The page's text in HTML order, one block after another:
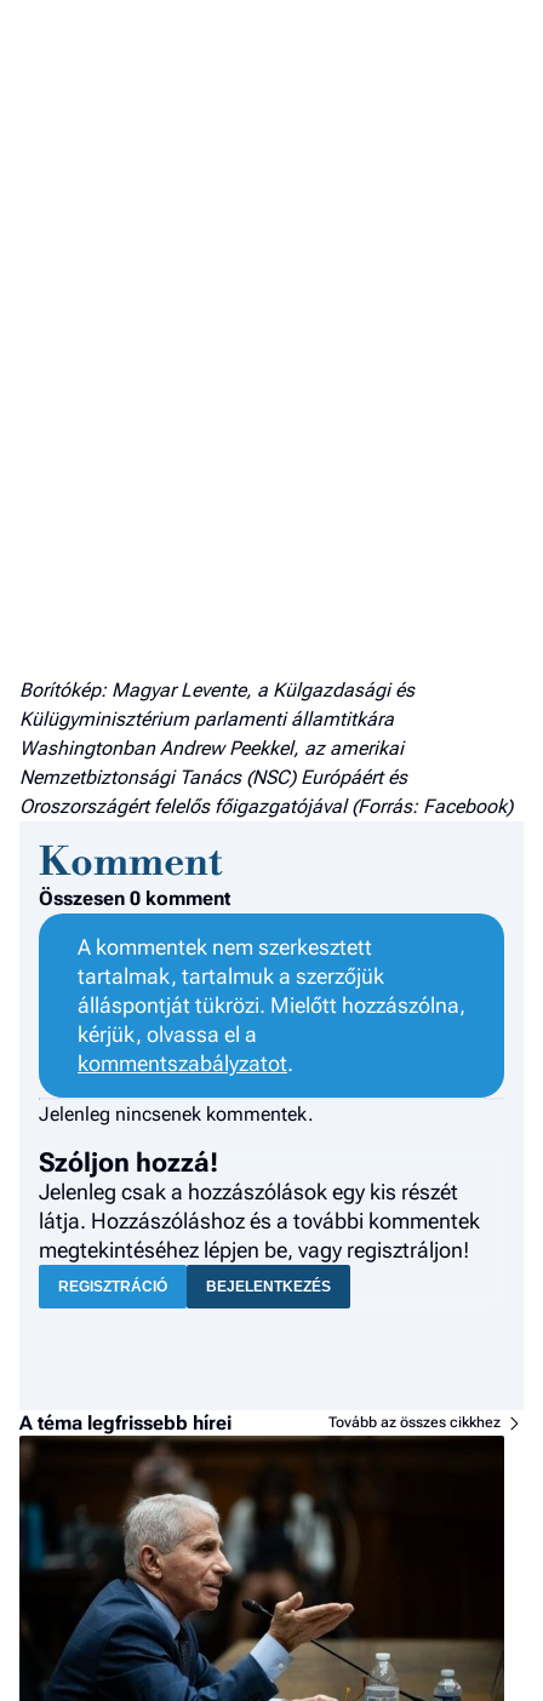
Borítókép: Magyar Levente, a Külgazdasági és
Külügyminisztérium parlamenti államtitkára
Washingtonban Andrew Peekkel, az amerikai
Nemzetbiztonsági Tanács (NSC) Európáért és
Oroszországért felelős főigazgatójával (Forrás: Facebook)
Komment
Összesen 0 komment
A kommentek nem szerkesztett
tartalmak, tartalmuk a szerzőjük
álláspontját tükrözi. Mielőtt hozzászólna,
kérjük, olvassa el a
kommentszabályzatot.
Jelenleg nincsenek kommentek.
Szóljon hozzá!
Jelenleg csak a hozzászólások egy kis részét
látja. Hozzászóláshoz és a további kommentek
megtekintéséhez lépjen be, vagy regisztráljon!
REGISZTRÁCIÓ BEJELENTKEZÉS
A téma legfrissebb hírei Tovább az összes cikkhez